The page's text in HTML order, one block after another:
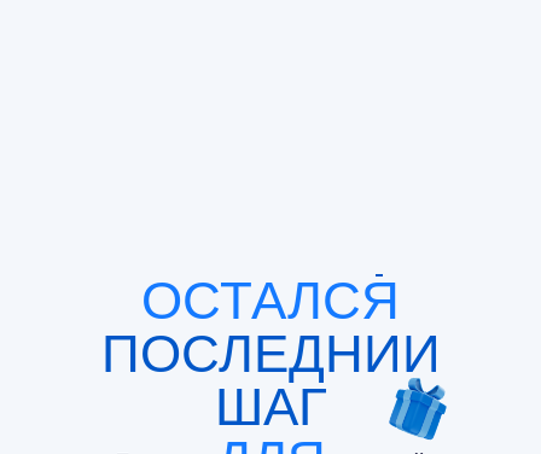
ОСТАЛСЯ
ПОСЛЕДНИИ
ШАГ